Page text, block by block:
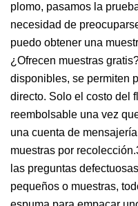
plomo, pasamos la
necesidad de
puedo obtener una
¿Ofrecen muestras
disponibles, se permiten
directo. Solo el costo del
reembolsable una vez
una cuenta de
muestras por
las preguntas
pequeños o muestras,